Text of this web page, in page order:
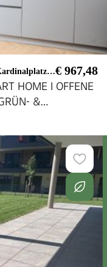
8/12 € 967,48
HOME I OFFENE
&